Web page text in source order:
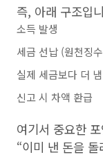
즉, 아래 구조입
소득 발생
세금 선납 (원천징
실제 세금보다 더 냄
신고 시 차액 환급
여기서 중요한
“이미 낸 돈을